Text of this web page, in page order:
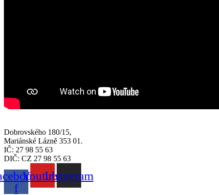
Dobrovského 180/15,
Mariánské Lázně 353 01.
IČ: 27 98 55 63
DIČ: CZ 27 98 55 63
f
YoutubeInstagram